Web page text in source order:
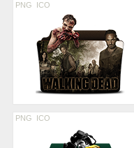
PNG ICO
PNG ICO